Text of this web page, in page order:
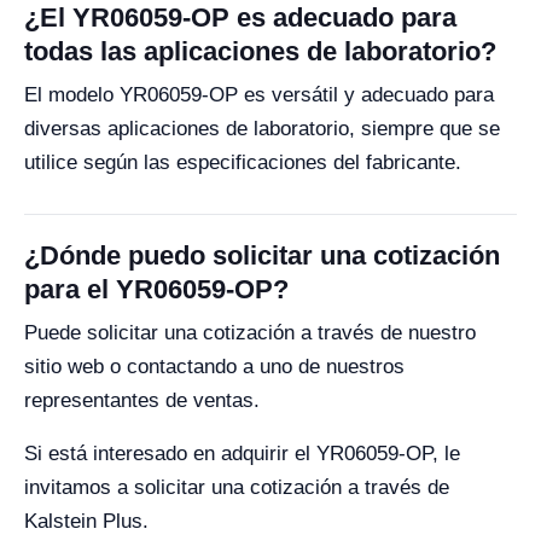
¿El YR06059-OP es adecuado para
todas las aplicaciones de laboratorio?
El modelo YR06059-OP es versátil y adecuado para
diversas aplicaciones de laboratorio, siempre que se
utilice según las especificaciones del fabricante.
¿Dónde puedo solicitar una cotización
para el YR06059-OP?
Puede solicitar una cotización a través de nuestro
sitio web o contactando a uno de nuestros
representantes de ventas.
Si está interesado en adquirir el YR06059-OP, le
invitamos a solicitar una cotización a través de
Kalstein Plus.